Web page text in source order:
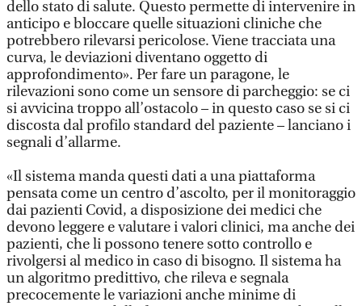
dello stato di salute. Questo permette di intervenire in
anticipo e bloccare quelle situazioni cliniche che
potrebbero rilevarsi pericolose. Viene tracciata una
curva, le deviazioni diventano oggetto di
approfondimento». Per fare un paragone, le
rilevazioni sono come un sensore di parcheggio: se ci
si avvicina troppo all’ostacolo – in questo caso se si ci
discosta dal profilo standard del paziente – lanciano i
segnali d’allarme.
«Il sistema manda questi dati a una piattaforma
pensata come un centro d’ascolto, per il monitoraggio
dai pazienti Covid, a disposizione dei medici che
devono leggere e valutare i valori clinici, ma anche dei
pazienti, che li possono tenere sotto controllo e
rivolgersi al medico in caso di bisogno. Il sistema ha
un algoritmo predittivo, che rileva e segnala
precocemente le variazioni anche minime di